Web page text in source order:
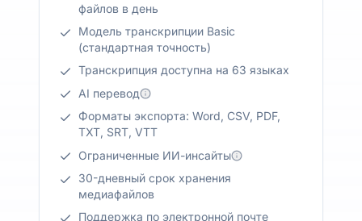
файлов в день
Модель транскрипции Basic
(стандартная точность)
Транскрипция доступна на 63 языках
AI перевод
Форматы экспорта: Word, CSV, PDF,
TXT, SRT, VTT
Ограниченные ИИ-инсайты
30-дневный срок хранения
медиафайлов
Поддержка по электронной почте